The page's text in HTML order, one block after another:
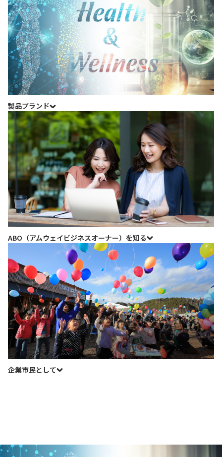
製品ブランド
ABO（アムウェイビジネスオーナー）を知る
企業市民として